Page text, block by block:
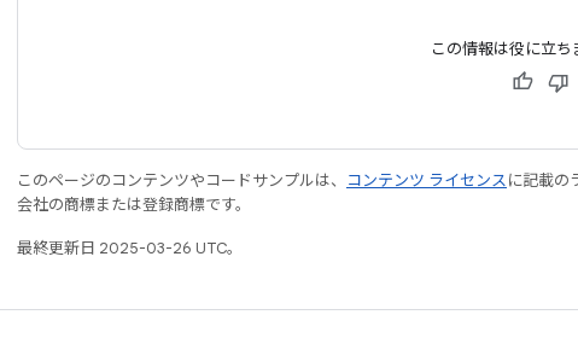
この情報は役に立ち
このページのコンテンツやコードサンプルは、 コンテンツ ライセンスに記載の
会社の商標または登録商標です。
最終更新日 2025-03-26 UTC。